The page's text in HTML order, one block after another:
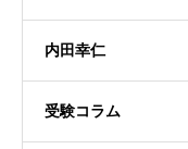
内田幸仁
受験コラム